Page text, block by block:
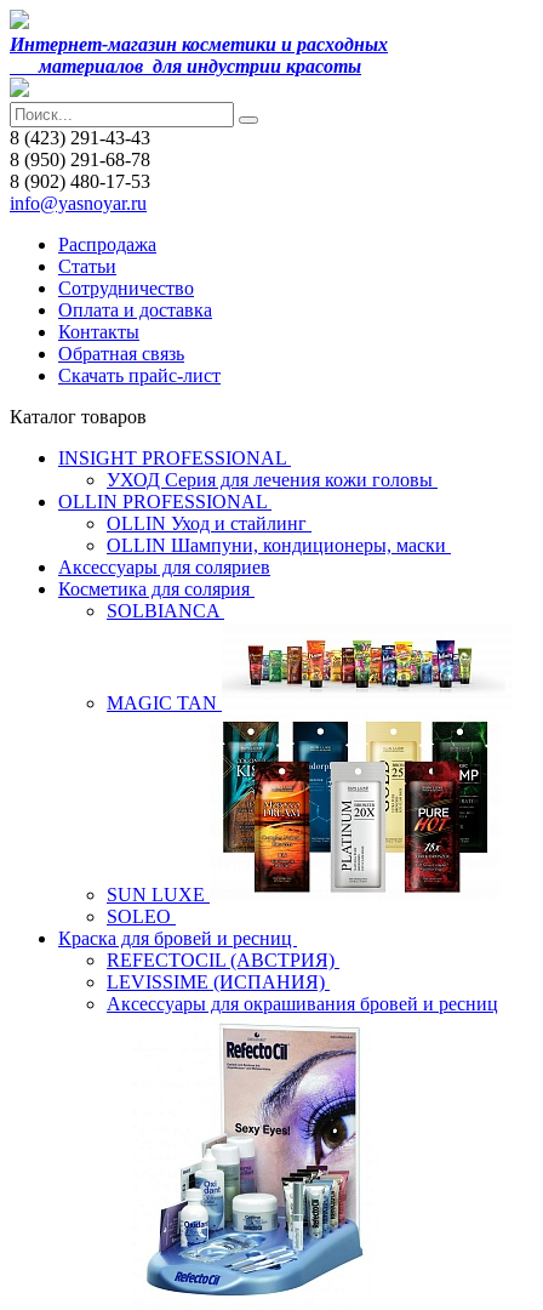
Интернет-магазин косметики и расходных
материалов для индустрии красоты
8 (423) 291-43-43
8 (950) 291-68-78
8 (902) 480-17-53
info@yasnoyar.ru
Распродажа
Статьи
Сотрудничество
Оплата и доставка
Контакты
Обратная связь
Скачать прайс-лист
Каталог товаров
INSIGHT PROFESSIONAL
УХОД Серия для лечения кожи головы
OLLIN PROFESSIONAL
OLLIN Уход и стайлинг
OLLIN Шампуни, кондиционеры, маски
Аксессуары для соляриев
Косметика для солярия
SOLBIANCA
MAGIC TAN
SUN LUXE
SOLEO
Краска для бровей и ресниц
REFECTOCIL (АВСТРИЯ)
LEVISSIME (ИСПАНИЯ)
Аксессуары для окрашивания бровей и ресниц